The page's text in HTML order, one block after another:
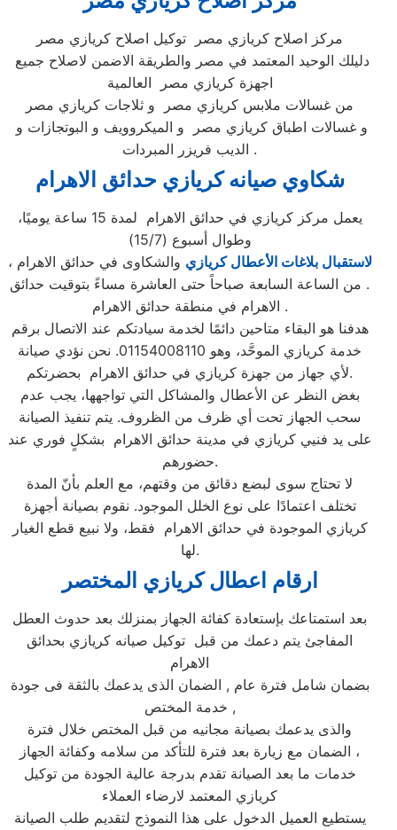
مركز اصلاح كريازي مصر توكيل اصلاح كريازي مصر
اجهزة كريازي مصر العالمية
من غسالات ملابس كريازي مصر و ثلاجات كريازي مصر
الديب فريزر المبردات .
شكاوي صيانه كريازي حدائق الاهرام
يعمل مركز كريازي في حدائق الاهرام لمدة 15 ساعة يوميًا،
وطوال أسبوع (15/7)
،
لاستقبال بلاغات الأعطال كريازي والشكاوى في حدائق الاهرام
. من الساعة السابعة صباحاً حتى العاشرة مساءً بتوقيت حدائق
الاهرام في منطقة حدائق الاهرام .
هدفنا هو البقاء متاحين دائمًا لخدمة سيادتكم عند الاتصال برقم
خدمة كريازي الموحَّد، وهو 01154008110. نحن نؤدي صيانة
لأي جهاز من جهزة كريازي في حدائق الاهرام بحضرتكم.
بغض النظر عن الأعطال والمشاكل التي تواجهها، يجب عدم
سحب الجهاز تحت أي ظرف من الظروف. يتم تنفيذ الصيانة
على يد فنيي كريازي في مدينة حدائق الاهرام بشكلٍ فوري عند
حضورهم.
لا تحتاج سوى لبضع دقائق من وقتهم، مع العلم بأنّ المدة
تختلف اعتمادًا على نوع الخلل الموجود. نقوم بصيانة أجهزة
كريازي الموجودة في حدائق الاهرام فقط، ولا نبيع قطع الغيار
لها.
ارقام اعطال كريازي المختصر
بعد استمتاعك بإستعادة كفائة الجهاز بمنزلك بعد حدوث العطل
المفاجئ يتم دعمك من قبل توكيل صيانه كريازي بحدائق
الاهرام
بضمان شامل فترة عام , الضمان الذى يدعمك بالثقة فى جودة
خدمة المختص ,
والذى يدعمك بصيانة مجانيه من قبل المختص خلال فترة
الضمان مع زيارة بعد فترة للتأكد من سلامه وكفائة الجهاز ،
خدمات ما بعد الصيانة تقدم بدرجة عالية الجودة من توكيل
كريازي المعتمد لارضاء العملاء
يستطيع العميل الدخول على هذا النموذج لتقديم طلب الصيانة